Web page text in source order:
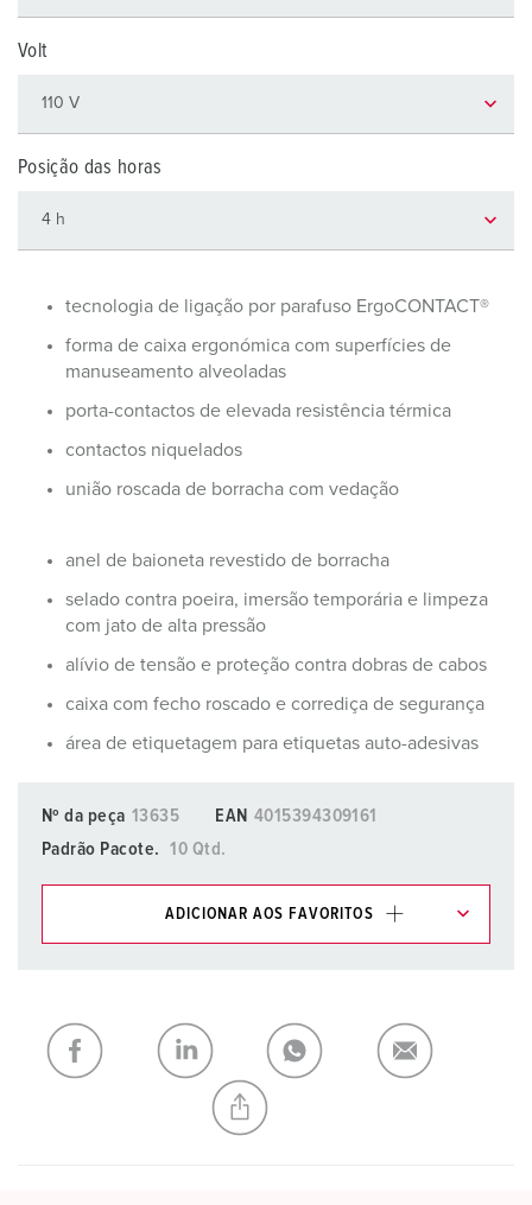
Volt
Posição das horas
tecnologia de ligação por parafuso ErgoCONTACT®
forma de caixa ergonómica com superfícies de
manuseamento alveoladas
porta-contactos de elevada resistência térmica
contactos niquelados
união roscada de borracha com vedação
anel de baioneta revestido de borracha
selado contra poeira, imersão temporária e limpeza
com jato de alta pressão
alívio de tensão e proteção contra dobras de cabos
caixa com fecho roscado e corrediça de segurança
área de etiquetagem para etiquetas auto-adesivas
Nº da peça 13635 EAN 4015394309161
Padrão Pacote.
10 Qtd.
ADICIONAR AOS FAVORITOS
Minha lista (0) ADICIONAR
CRIAR UMA NOVA LISTA